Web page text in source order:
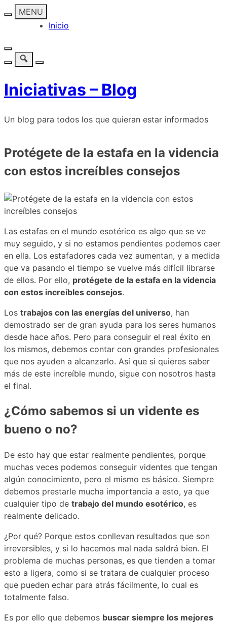
MENU
Inicio
Iniciativas – Blog
Un blog para todos los que quieran estar informados
Protégete de la estafa en la videncia
con estos increíbles consejos
Las estafas en el mundo esotérico es algo que se ve
muy seguido, y si no estamos pendientes podemos caer
en ella. Los estafadores cada vez aumentan, y a medida
que va pasando el tiempo se vuelve más difícil librarse
de ellos. Por ello, protégete de la estafa en la videncia
con estos increíbles consejos.
Los trabajos con las energías del universo, han
demostrado ser de gran ayuda para los seres humanos
desde hace años. Pero para conseguir el real éxito en
los mismos, debemos contar con grandes profesionales
que nos ayuden a alcanzarlo. Así que si quieres saber
más de este increíble mundo, sigue con nosotros hasta
el final.
¿Cómo sabemos si un vidente es
bueno o no?
De esto hay que estar realmente pendientes, porque
muchas veces podemos conseguir videntes que tengan
algún conocimiento, pero el mismo es básico. Siempre
debemos prestarle mucha importancia a esto, ya que
cualquier tipo de trabajo del mundo esotérico, es
realmente delicado.
¿Por qué? Porque estos conllevan resultados que son
irreversibles, y si lo hacemos mal nada saldrá bien. El
problema de muchas personas, es que tienden a tomar
esto a ligera, como si se tratara de cualquier proceso
que pueden echar para atrás fácilmente, lo cual es
totalmente falso.
Es por ello que debemos buscar siempre los mejores